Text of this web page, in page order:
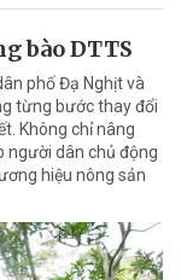
bào DTTS
phố Đạ Nghịt và
từng bước thay đổi
Không chỉ nâng
người dân chủ động
hiệu nông sản